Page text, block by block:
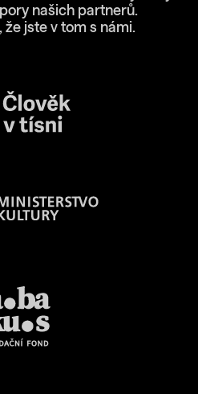
našich partnerů.
že jste v tom s námi.